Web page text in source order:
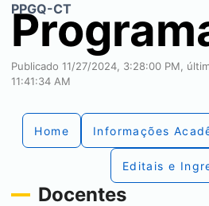
PPGQ-CT
Publicado 11/27/2024, 3:28:00 PM,
11:41:34 AM
Home Informações
Editais e
Docentes